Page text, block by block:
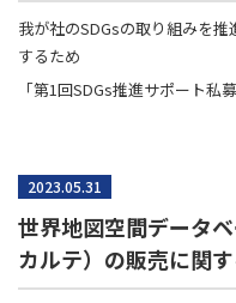
我が社のSDGsの取り組みを
するため
「第1回SDGs推進サポート私
2023.05.31
世界地図空間データ
カルテ）の販売に関